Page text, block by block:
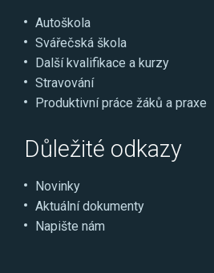
Autoškola
Svářečská škola
Další kvalifikace a kurzy
Stravování
Produktivní práce žáků a praxe
Důležité odkazy
Novinky
Aktuální dokumenty
Napište nám